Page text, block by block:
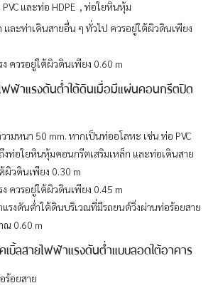
PVC และท่อ HDPE , ท่อใยหินหุ้ม
และท่าเดินสายอื่น ๆ ทั่วไป ควรอยู่ใต้ผิวดินเพียง
ควรอยู่ใต้ผิวดินเพียง 0.60 m
ฟ้าแรงดันต่ำใต้ดินเมื่อมีแผ่นคอนกรีตปิด
มหนา 50 mm. หากเป็นท่ออโลหะ เช่น ท่อ PVC
งท่อใยหินหุ้มคอนกรีตเสริมเหล็ก และท่อเดินสาย
ผิวดินเพียง 0.30 m
ควรอยู่ใต้ผิวดินเพียง 0.45 m
รงดันต่ำใต้ดินบริเวณที่มีรถยนต์วิ่งผ่านท่อร้อยสาย
ณ 0.60 m
เบิ้ลสายไฟฟ้าแรงดันต่ำแบบลอดใต้อาคาร
ร้อยสาย